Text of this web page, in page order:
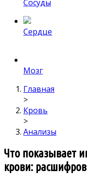
Сосуды
Сердце
Мозг
Главная
>
Кровь
>
Анализы
Что показывает
крови: